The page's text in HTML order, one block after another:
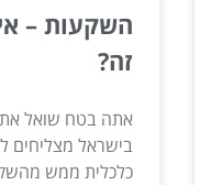
השקעות –
זה?
אתה בטח שואל
בישראל
כלכלית ממש